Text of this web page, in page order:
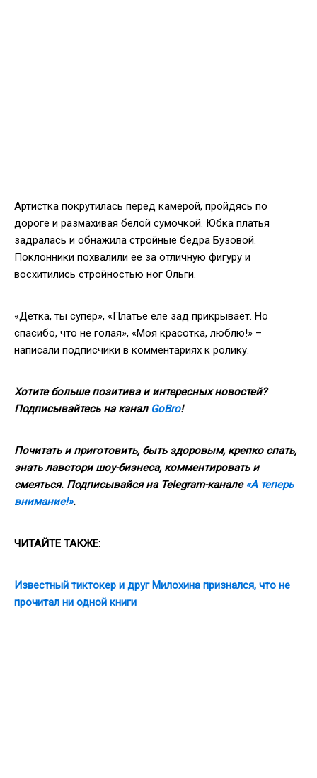
Артистка покрутилась перед камерой, пройдясь по
дороге и размахивая белой сумочкой. Юбка платья
задралась и обнажила стройные бедра Бузовой.
Поклонники похвалили ее за отличную фигуру и
восхитились стройностью ног Ольги.
«Детка, ты супер», «Платье еле зад прикрывает. Но
спасибо, что не голая», «Моя красотка, люблю!» –
написали подписчики в комментариях к ролику.
Хотите больше позитива и интересных новостей?
Подписывайтесь на канал GoBro!
Почитать и приготовить, быть здоровым, крепко спать,
знать лавстори шоу-бизнеса, комментировать и
смеяться. Подписывайся на Telegram-канале«А теперь
внимание!».
ЧИТАЙТЕ ТАКЖЕ:
Известный тиктокер и друг Милохина признался, что не
прочитал ни одной книги